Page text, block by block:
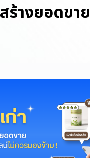
สร้างยอดขาย